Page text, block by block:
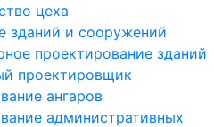
цеха
зданий и сооружений
проектирование зданий
проектировщик
ангаров
административных